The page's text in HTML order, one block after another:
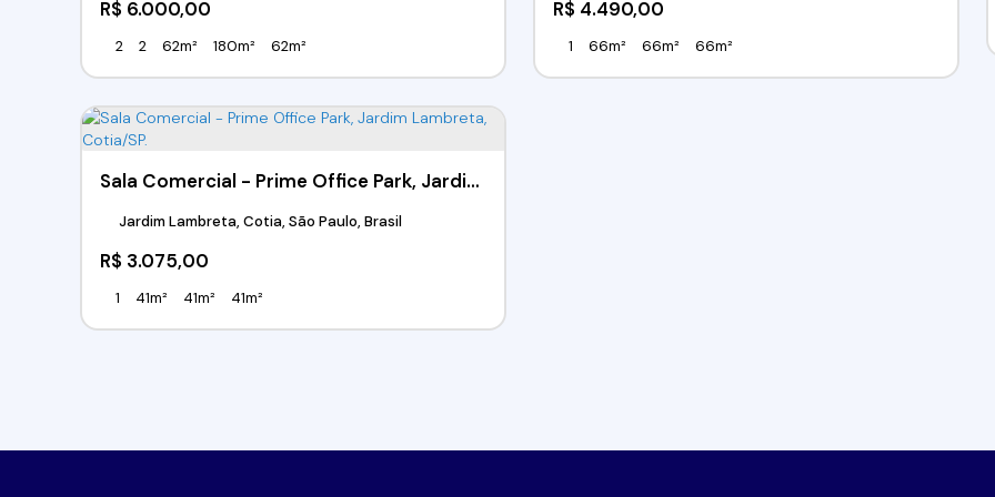
R$ 6.000,00
2 2 62m² 180m² 62m²
R$ 4.490,00
1 66m² 66m² 66m²
Sala Comercial - Prime Office Park, Jardim Lambreta, Cotia/SP.
R$ 3.075,00
Jardim Lambreta, Cotia, São Paulo, Brasil
1 41m² 41m² 41m²